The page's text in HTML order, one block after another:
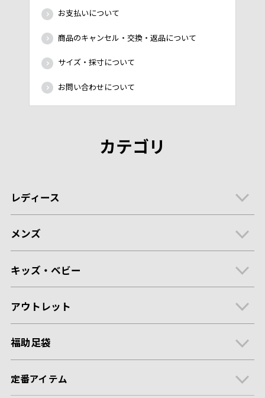
お支払いについて
商品のキャンセル・交換・返品について
サイズ・採寸について
お問い合わせについて
カテゴリ
レディース
メンズ
キッズ・ベビー
アウトレット
福助足袋
定番アイテム